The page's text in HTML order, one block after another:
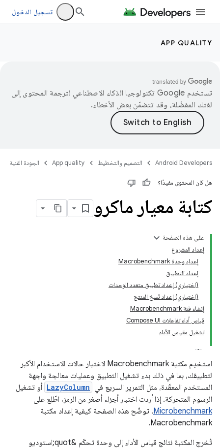
تسجيل الدخول
APP QUALITY
تستخدم Google تكنولوجيا الذكاء الاصطناعي لترجمة المحتوى إلى
لغتك المفضّلة، وقد تتضمّن بعض الأخطاء.
Android Developers التصميم والتخطيط App quality الجودة الفنية
هل كان المحتوى مفيدًا؟
كتابة معيار ماكرو
على هذه الصفحة
إعداد المشروع
إعداد وحدة Macrobenchmark
إعداد التطبيق
(اختياري) إعداد تطبيق متعدد الوحدات
(اختياري) إعداد نُسخ المنتج
إنشاء فئة Macrobenchmark
قياس أداء تفاعلات Compose UI
تشغيل مقياس الأداء
استخدِم مكتبة Macrobenchmark لاختبار حالات الاستخدام الأكبر
لتطبيقك، بما في ذلك بدء تشغيل التطبيق وعمليات معالجة واجهة
المستخدم المعقّدة، مثل التمرير السريع في LazyColumn أو تشغيل
الرسوم المتحركة. إذا أردت اختبار أجزاء أصغر من الرمز، اطّلِع على
Microbenchmark. توضّح هذه الصفحة كيفية إعداد مكتبة
Macrobenchmark.
تُخرج المكتبة نتائج قياس الأداء إلى وحدة تحكّم &quot;استوديو